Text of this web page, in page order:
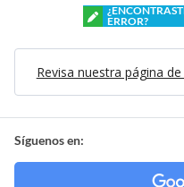
ERROR?
Revisa nuestra página
Síguenos en: